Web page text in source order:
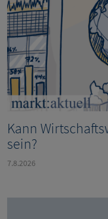
Kann
sein?
7.8.2026